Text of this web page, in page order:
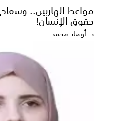
حقوق الإنسان!
د. أوهاد محمد